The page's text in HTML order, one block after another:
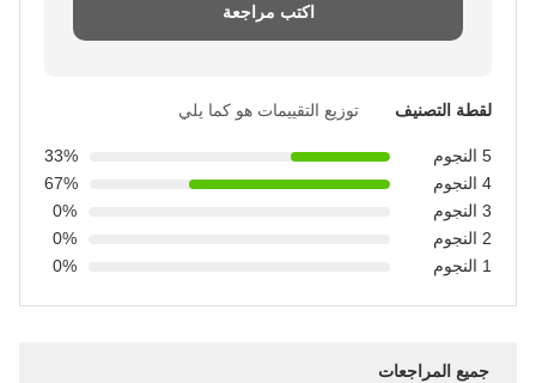
اكتب مراجعة
لقطة التصنيف توزيع التقييمات هو كما يلي
5 النجوم
33%
4 النجوم
67%
3 النجوم
0%
2 النجوم
0%
1 النجوم
0%
جميع المراجعات